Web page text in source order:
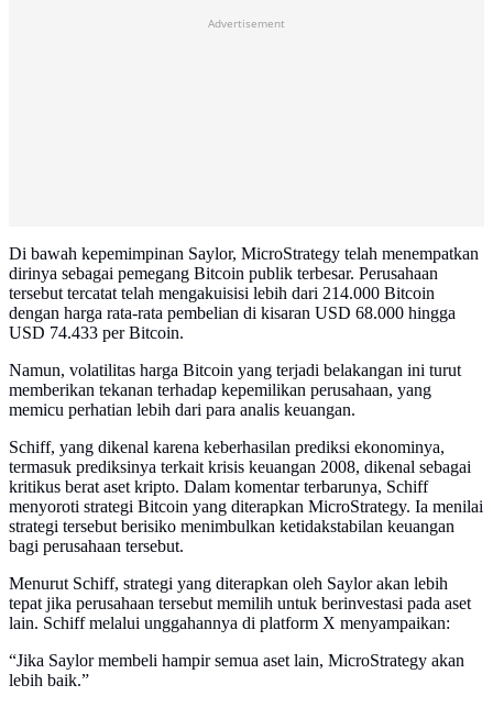
Advertisement
Di bawah kepemimpinan Saylor, MicroStrategy telah menempatkan
dirinya sebagai pemegang Bitcoin publik terbesar. Perusahaan
tersebut tercatat telah mengakuisisi lebih dari 214.000 Bitcoin
dengan harga rata-rata pembelian di kisaran USD 68.000 hingga
USD 74.433 per Bitcoin.
Namun, volatilitas harga Bitcoin yang terjadi belakangan ini turut
memberikan tekanan terhadap kepemilikan perusahaan, yang
memicu perhatian lebih dari para analis keuangan.
Schiff, yang dikenal karena keberhasilan prediksi ekonominya,
termasuk prediksinya terkait krisis keuangan 2008, dikenal sebagai
kritikus berat aset kripto. Dalam komentar terbarunya, Schiff
menyoroti strategi Bitcoin yang diterapkan MicroStrategy. Ia menilai
strategi tersebut berisiko menimbulkan ketidakstabilan keuangan
bagi perusahaan tersebut.
Menurut Schiff, strategi yang diterapkan oleh Saylor akan lebih
tepat jika perusahaan tersebut memilih untuk berinvestasi pada aset
lain. Schiff melalui unggahannya di platform X menyampaikan:
“Jika Saylor membeli hampir semua aset lain, MicroStrategy akan
lebih baik.”